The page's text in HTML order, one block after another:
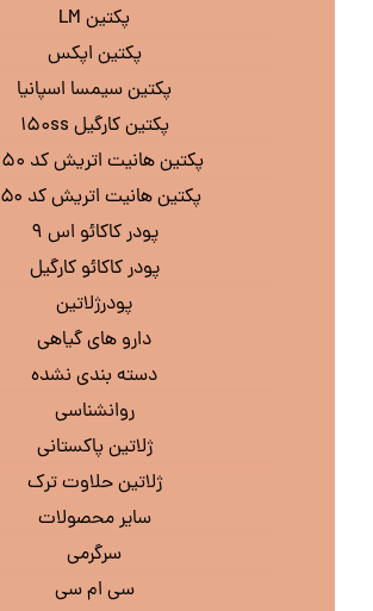
پکتین LM
پکتین اپکس
پکتین سیمسا اسپانیا
پکتین کارگیل ۱۵۰ss
پکتین هانیت اتریش کد ۳۵۰
پکتین هانیت اتریش کد ۶۵۰
پودر کاکائو اس ۹
پودر کاکائو کارگیل
پودرژلاتین
دارو های گیاهی
دسته بندی نشده
روانشناسی
ژلاتین پاکستانی
ژلاتین حلاوت ترک
سایر محصولات
سرگرمی
سی ام سی